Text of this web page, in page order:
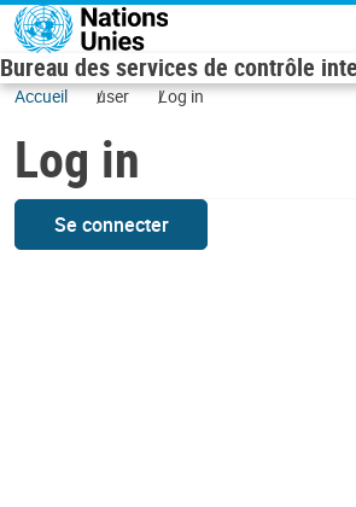
Skip to main content
Bureau des services de contrôle
Accueil user Log in
Log in
Se connecter